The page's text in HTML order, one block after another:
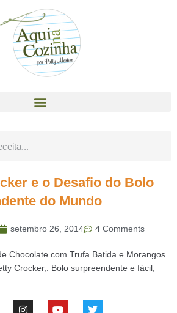
e o Desafio do Bolo
do Mundo
setembro 26, 2014 4 Comments
Chocolate com Trufa Batida e Morangos
Crocker,. Bolo surpreendente e fácil,